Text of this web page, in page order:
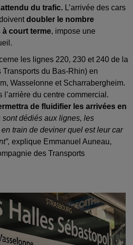
du trafic. L’arrivée des cars
doubler le nombre
à court terme, impose une
les lignes 220, 230 et 240 de la
du Bas-Rhin) en
Wasselonne et Scharrabergheim.
l’arrière du centre commercial.
de fluidifier les arrivées en
sont dédiés aux lignes, les
train de deviner quel est leur car
explique Emmanuel Auneau,
des Transports